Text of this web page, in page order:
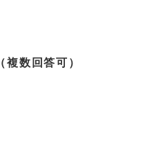
数回答可）